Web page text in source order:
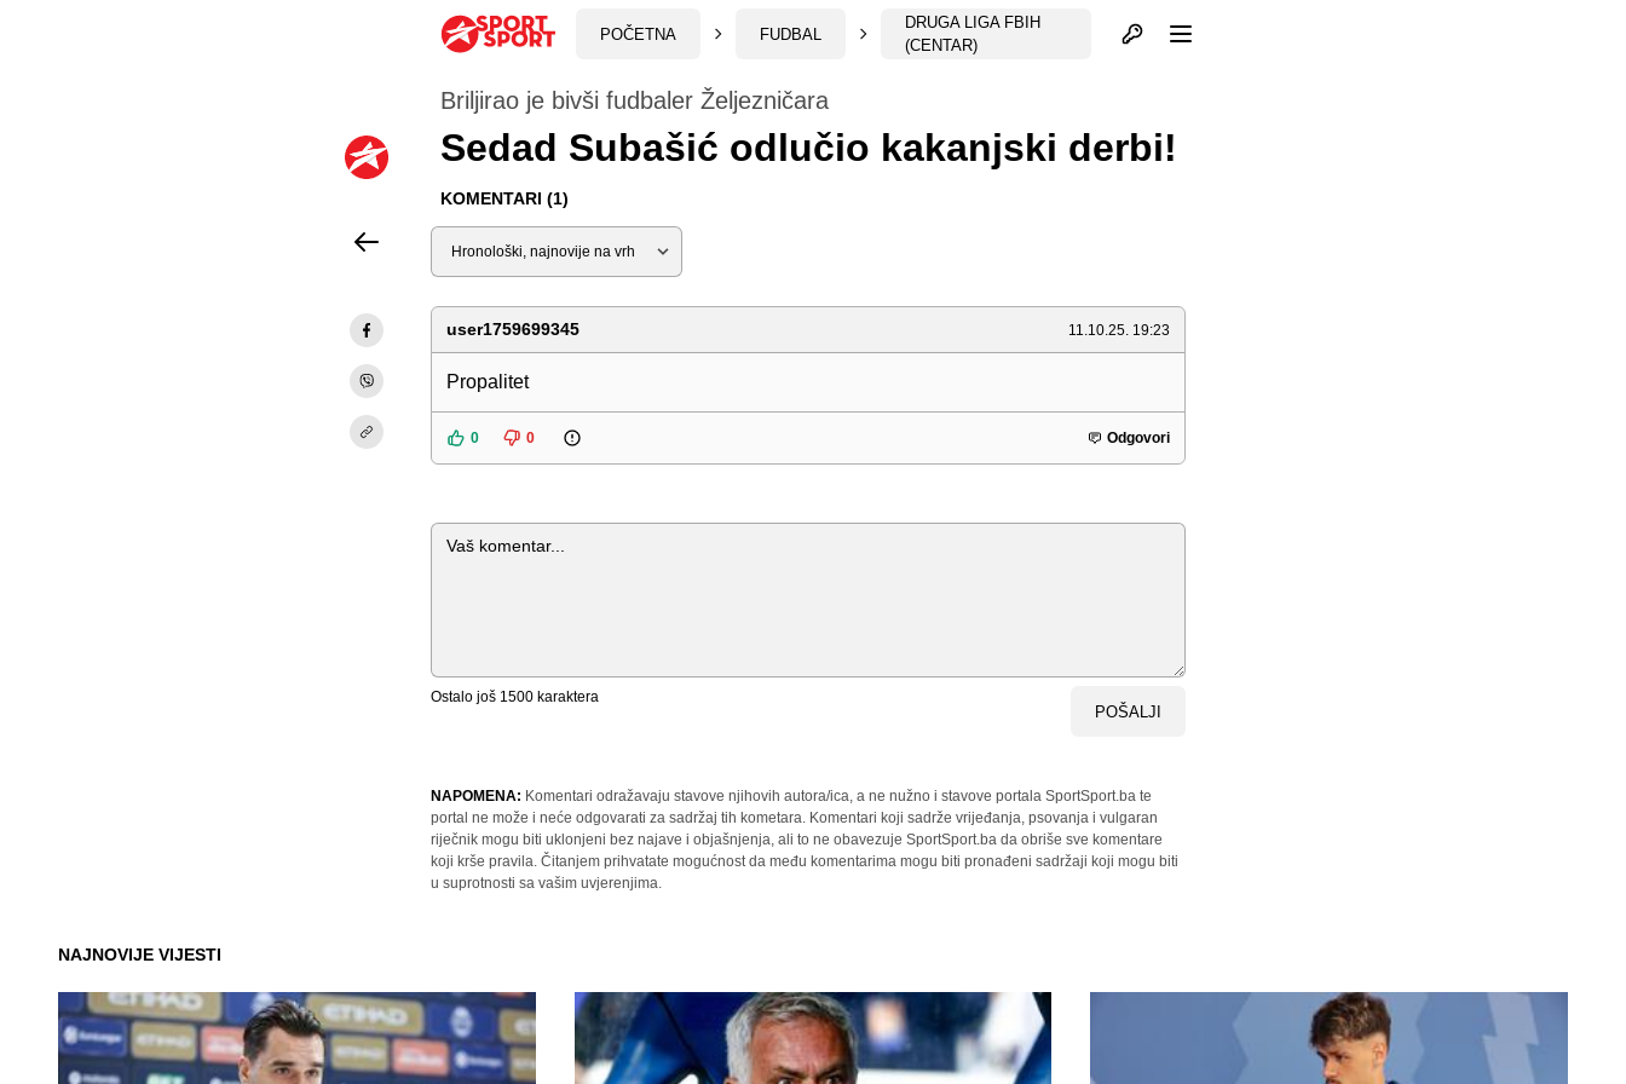
POČETNA FUDBAL
DRUGA LIGA FBIH
(CENTAR)
Otvori profil
Briljirao je bivši fudbaler Željezničara
Sedad Subašić odlučio kakanjski derbi!
KOMENTARI (1)
Sortiraj
user1759699345 11.10.25. 19:23
Propalitet
0 0 Odgovori
Komentar
Ostalo još 1500 karaktera
POŠALJI
NAPOMENA: Komentari odražavaju stavove njihovih autora/ica, a ne nužno i stavove portala SportSport.ba te
portal ne može i neće odgovarati za sadržaj tih kometara. Komentari koji sadrže vrijeđanja, psovanja i vulgaran
riječnik mogu biti uklonjeni bez najave i objašnjenja, ali to ne obavezuje SportSport.ba da obriše sve komentare
koji krše pravila. Čitanjem prihvatate mogućnost da među komentarima mogu biti pronađeni sadržaji koji mogu biti
u suprotnosti sa vašim uvjerenjima.
NAJNOVIJE VIJESTI